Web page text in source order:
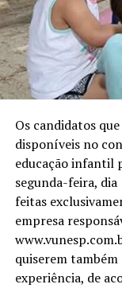
Os candidatos
disponíveis no
educação infantil
segunda-feira, dia
feitas
empresa
quiserem
experiência, de